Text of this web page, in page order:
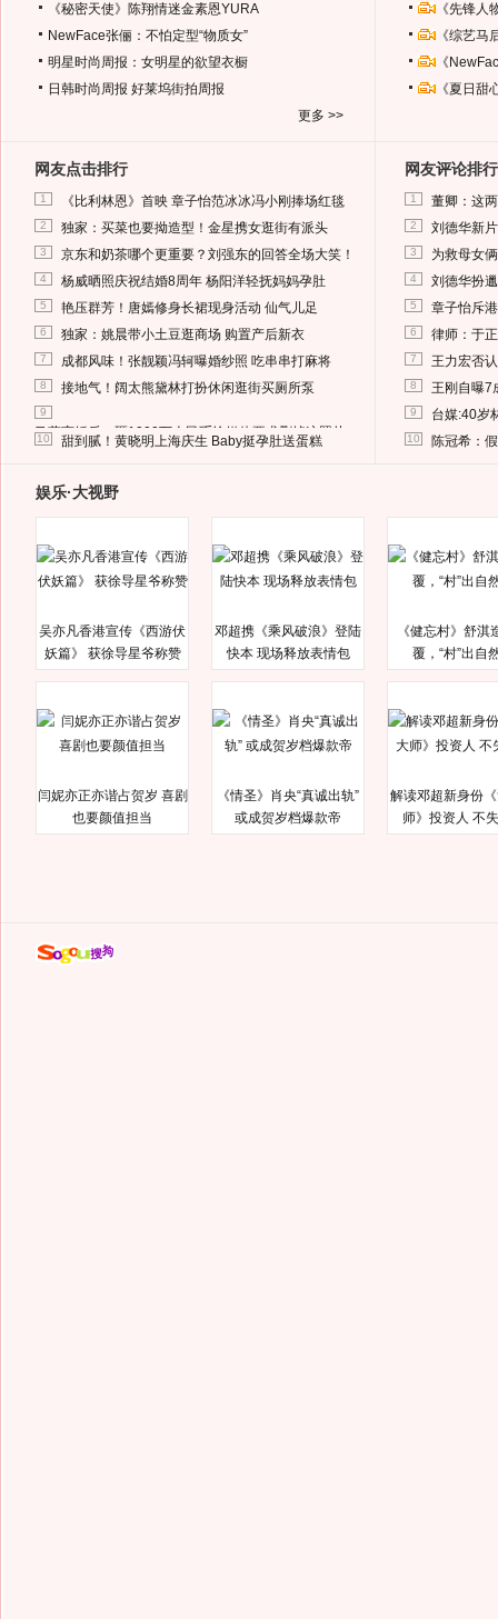
《秘密天使》陈翔情迷金素恩YURA
NewFace张俪：不怕定型“物质女”
明星时尚周报：女明星的欲望衣橱
日韩时尚周报 好莱坞街拍周报
更多 >>
《先锋
《综艺
《
《夏日
网友点击排行
1 《比利林恩》首映 章子怡范冰冰冯小刚捧场红毯
2 独家：买菜也要拗造型！金星携女逛街有派头
3 京东和奶茶哪个更重要？刘强东的回答全场大笑！
4 杨威晒照庆祝结婚8周年 杨阳洋轻抚妈妈孕肚
5 艳压群芳！唐嫣修身长裙现身活动 仙气儿足
6 独家：姚晨带小土豆逛商场 购置产后新衣
7 成都风味！张靓颖冯轲曝婚纱照 吃串串打麻将
8 接地气！阔太熊黛林打扮休闲逛街买厕所泵
9
马蓉离婚后，砸1000万人民币给媒体要求删掉这照片
10 甜到腻！黄晓明上海庆生 Baby挺孕肚送蛋糕
网友评论排行
1 董卿：这
2 刘德华新
3 为救母女
4 刘德华扮
5 章子怡斥
6 律师：于
7 王力宏否
8 王刚自曝7
9 台媒:40岁
10 陈冠希：
娱乐·大视野
吴亦凡香港宣传《西游伏
妖篇》 获徐导星爷称赞
邓超携《乘风破浪》登陆
快本 现场释放表情包
《健忘村》舒淇
覆，“村”出自
闫妮亦正亦谐占贺岁 喜剧
也要颜值担当
《情圣》肖央“真诚出轨”
或成贺岁档爆款帝
解读邓超新身份
师》投资人 不